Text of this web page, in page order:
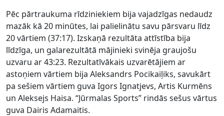
Pēc pārtraukuma rīdziniekiem bija vajadzīgas nedaudz
mazāk kā 20 minūtes, lai palielinātu savu pārsvaru līdz
20 vārtiem (37:17). Izskaņā rezultāta attīstība bija
līdzīga, un galarezultātā mājinieki svinēja graujošu
uzvaru ar 43:23. Rezultatīvākais uzvarētājiem ar
astoņiem vārtiem bija Aleksandrs Pocikaiļiks, savukārt
pa sešiem vārtiem guva Igors Ignatjevs, Artis Kurmēns
un Aleksejs Haisa. “Jūrmalas Sports” rindās sešus vārtus
guva Dairis Adamaitis.